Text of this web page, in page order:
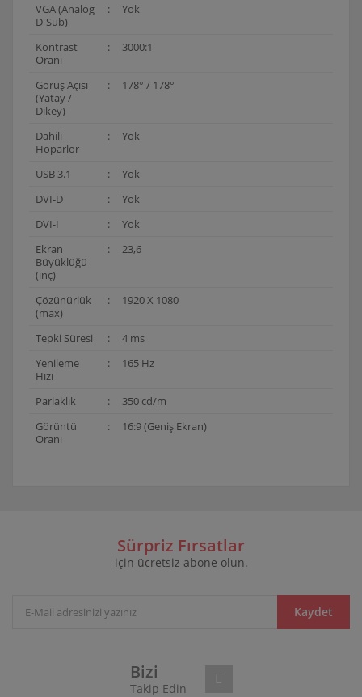
VGA (Analog
D-Sub)
: Yok
Kontrast
Oranı
: 3000:1
Görüş Açısı
(Yatay /
Dikey)
: 178° / 178°
Dahili
Hoparlör
: Yok
USB 3.1 :
Yok
DVI-D
:
Yok
DVI-I
:
Yok
Ekran
Büyüklüğü
(inç)
: 23,6
Çözünürlük
(max)
: 1920 X 1080
Tepki Süresi :
4 ms
Yenileme
Hızı
: 165 Hz
Parlaklık :
350 cd/m
Görüntü
Oranı
: 16:9 (Geniş Ekran)
Yorum Yaz
Ürün resmi kalitesiz, bozuk veya görüntülenemiyor.
Ürün bilgilerinde hatalar bulunuyor.
Sürpriz Fırsatlar
için ücretsiz abone olun.
Kaydet
Bizi
Takip Edin